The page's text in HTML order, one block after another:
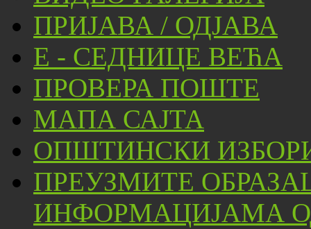
ПРИЈАВА / ОДЈАВА
Е - СЕДНИЦЕ ВЕЋА
ПРОВЕРА ПОШТЕ
МАПА САЈТА
ОПШТИНСКИ
ПРЕУЗМИТЕ
ИНФОРМАЦИЈАМА